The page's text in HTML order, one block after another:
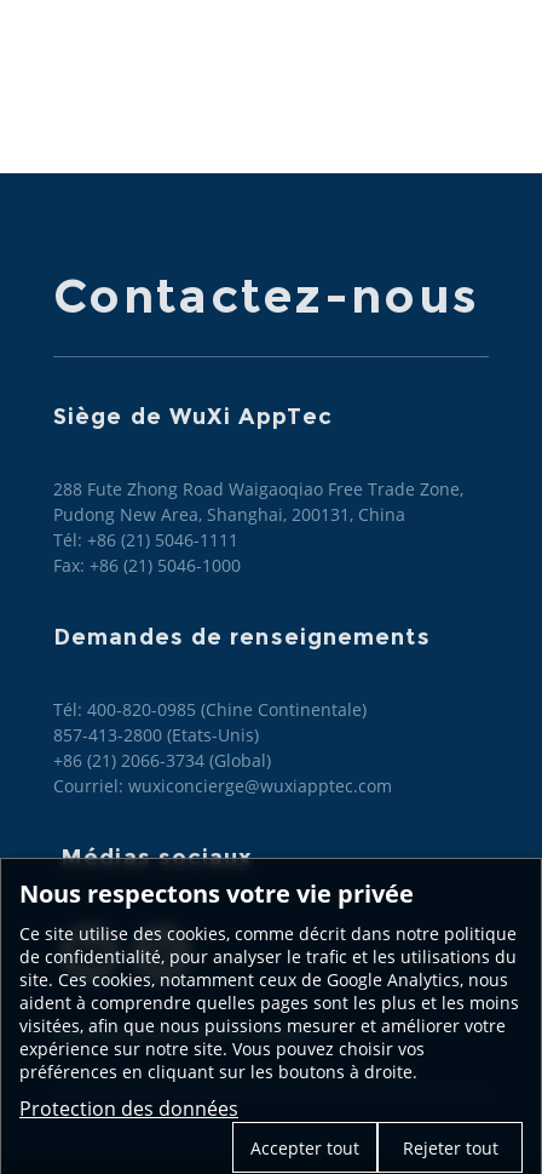
Contactez-nous
Siège de WuXi AppTec
288 Fute Zhong Road Waigaoqiao Free Trade Zone,
Pudong New Area, Shanghai, 200131, China
Tél: +86 (21) 5046-1111
Fax: +86 (21) 5046-1000
Demandes de renseignements
Tél: 400-820-0985 (Chine Continentale)
857-413-2800 (Etats-Unis)
+86 (21) 2066-3734 (Global)
Courriel: wuxiconcierge@wuxiapptec.com
Médias sociaux
Notre présence dans le monde
Nous respectons votre vie privée
Ce site utilise des cookies, comme décrit dans notre politique
de confidentialité, pour analyser le trafic et les utilisations du
site. Ces cookies, notamment ceux de Google Analytics, nous
aident à comprendre quelles pages sont les plus et les moins
visitées, afin que nous puissions mesurer et améliorer votre
expérience sur notre site. Vous pouvez choisir vos
préférences en cliquant sur les boutons à droite.
Protection des données
Accepter tout Rejeter tout